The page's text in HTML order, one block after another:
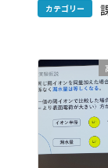
カテゴリー